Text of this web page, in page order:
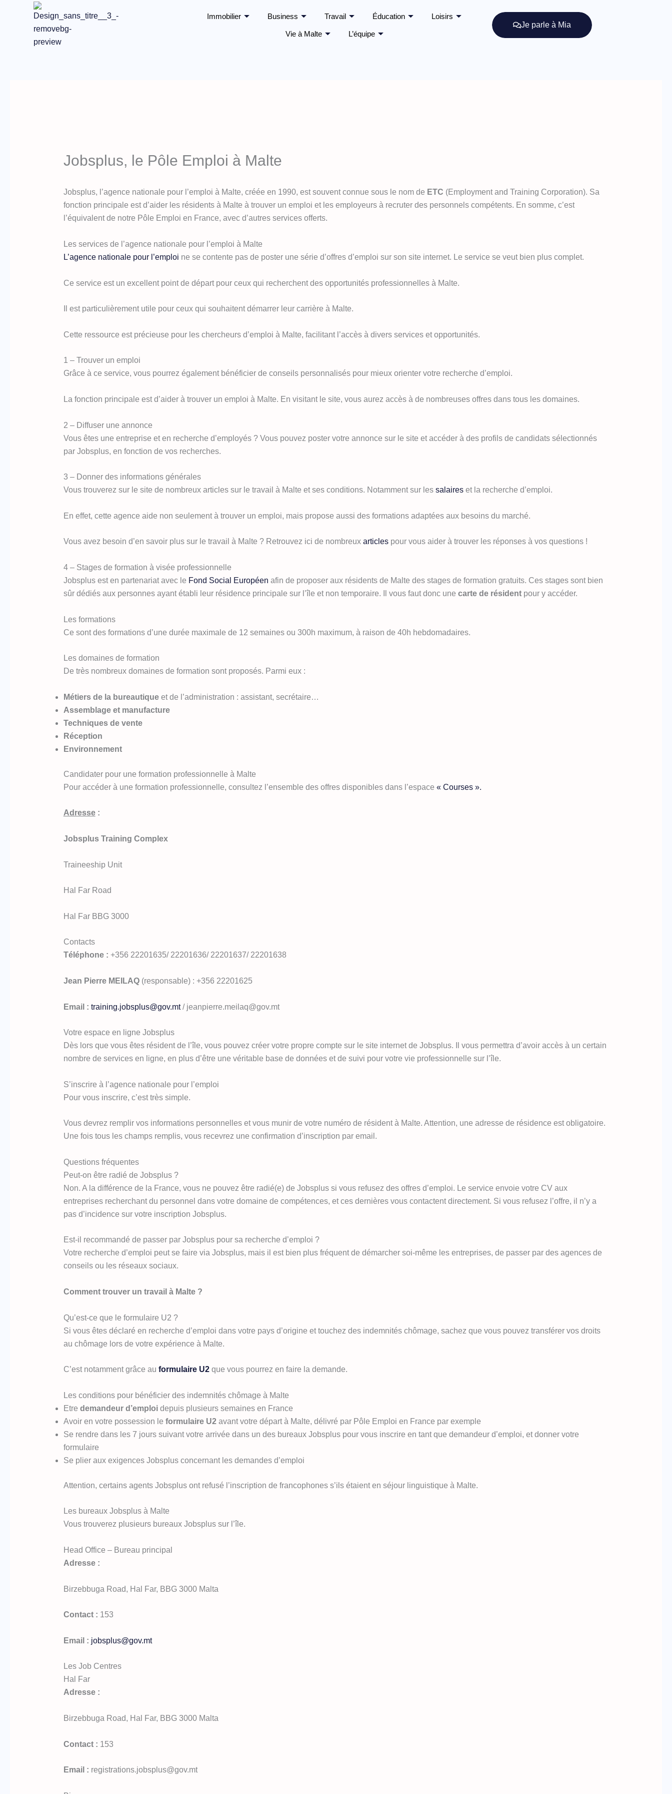
Immobilier Business Travail Éducation Loisirs
Vie à Malte L’équipe
Je parle à Mia
Jobsplus, le Pôle Emploi à Malte
Jobsplus, l’agence nationale pour l’emploi à Malte, créée en 1990, est souvent connue sous le nom de ETC (Employment and Training Corporation). Sa
fonction principale est d’aider les résidents à Malte à trouver un emploi et les employeurs à recruter des personnels compétents. En somme, c’est
l’équivalent de notre Pôle Emploi en France, avec d’autres services offerts.
Les services de l’agence nationale pour l’emploi à Malte
L’agence nationale pour l’emploi ne se contente pas de poster une série d’offres d’emploi sur son site internet. Le service se veut bien plus complet.
Ce service est un excellent point de départ pour ceux qui recherchent des opportunités professionnelles à Malte.
Il est particulièrement utile pour ceux qui souhaitent démarrer leur carrière à Malte.
Cette ressource est précieuse pour les chercheurs d’emploi à Malte, facilitant l’accès à divers services et opportunités.
1 – Trouver un emploi
Grâce à ce service, vous pourrez également bénéficier de conseils personnalisés pour mieux orienter votre recherche d’emploi.
La fonction principale est d’aider à trouver un emploi à Malte. En visitant le site, vous aurez accès à de nombreuses offres dans tous les domaines.
2 – Diffuser une annonce
Vous êtes une entreprise et en recherche d’employés ? Vous pouvez poster votre annonce sur le site et accéder à des profils de candidats sélectionnés
par Jobsplus, en fonction de vos recherches.
3 – Donner des informations générales
Vous trouverez sur le site de nombreux articles sur le travail à Malte et ses conditions. Notamment sur les salaireset la recherche d’emploi.
En effet, cette agence aide non seulement à trouver un emploi, mais propose aussi des formations adaptées aux besoins du marché.
Vous avez besoin d’en savoir plus sur le travail à Malte ? Retrouvez ici de nombreux articlespour vous aider à trouver les réponses à vos questions !
4 – Stages de formation à visée professionnelle
Jobsplus est en partenariat avec le Fond Social Européen afin de proposer aux résidents de Malte des stages de formation gratuits. Ces stages sont bien
sûr dédiés aux personnes ayant établi leur résidence principale sur l’île et non temporaire. Il vous faut donc une carte de résidentpour y accéder.
Les formations
Ce sont des formations d’une durée maximale de 12 semaines ou 300h maximum, à raison de 40h hebdomadaires.
Les domaines de formation
De très nombreux domaines de formation sont proposés. Parmi eux :
Métiers de la bureautiqueet de l’administration : assistant, secrétaire…
Assemblage et manufacture
Techniques de vente
Réception
Environnement
Candidater pour une formation professionnelle à Malte
Pour accéder à une formation professionnelle, consultez l’ensemble des offres disponibles dans l’espace « Courses ».
Adresse:
Jobsplus Training Complex
Traineeship Unit
Hal Far Road
Hal Far BBG 3000
Contacts
Téléphone : +356 22201635/ 22201636/ 22201637/ 22201638
Jean Pierre MEILAQ(responsable) : +356 22201625
Email : training.jobsplus@gov.mt/ jeanpierre.meilaq@gov.mt
Votre espace en ligne Jobsplus
Dès lors que vous êtes résident de l’île, vous pouvez créer votre propre compte sur le site internet de Jobsplus. Il vous permettra d’avoir accès à un certain
nombre de services en ligne, en plus d’être une véritable base de données et de suivi pour votre vie professionnelle sur l’île.
S’inscrire à l’agence nationale pour l’emploi
Pour vous inscrire, c’est très simple.
Vous devrez remplir vos informations personnelles et vous munir de votre numéro de résident à Malte. Attention, une adresse de résidence est obligatoire.
Une fois tous les champs remplis, vous recevrez une confirmation d’inscription par email.
Questions fréquentes
Peut-on être radié de Jobsplus ?
Non. A la différence de la France, vous ne pouvez être radié(e) de Jobsplus si vous refusez des offres d’emploi. Le service envoie votre CV aux
entreprises recherchant du personnel dans votre domaine de compétences, et ces dernières vous contactent directement. Si vous refusez l’offre, il n’y a
pas d’incidence sur votre inscription Jobsplus.
Est-il recommandé de passer par Jobsplus pour sa recherche d’emploi ?
Votre recherche d’emploi peut se faire via Jobsplus, mais il est bien plus fréquent de démarcher soi-même les entreprises, de passer par des agences de
conseils ou les réseaux sociaux.
Comment trouver un travail à Malte ?
Qu’est-ce que le formulaire U2 ?
Si vous êtes déclaré en recherche d’emploi dans votre pays d’origine et touchez des indemnités chômage, sachez que vous pouvez transférer vos droits
au chômage lors de votre expérience à Malte.
C’est notamment grâce au formulaire U2que vous pourrez en faire la demande.
Les conditions pour bénéficier des indemnités chômage à Malte
Etre demandeur d’emploidepuis plusieurs semaines en France
Avoir en votre possession le formulaire U2avant votre départ à Malte, délivré par Pôle Emploi en France par exemple
Se rendre dans les 7 jours suivant votre arrivée dans un des bureaux Jobsplus pour vous inscrire en tant que demandeur d’emploi, et donner votre
formulaire
Se plier aux exigences Jobsplus concernant les demandes d’emploi
Attention, certains agents Jobsplus ont refusé l’inscription de francophones s’ils étaient en séjour linguistique à Malte.
Les bureaux Jobsplus à Malte
Vous trouverez plusieurs bureaux Jobsplus sur l’île.
Head Office – Bureau principal
Adresse :
Birzebbuga Road, Hal Far, BBG 3000 Malta
Contact : 153
Email : jobsplus@gov.mt
Les Job Centres
Hal Far
Adresse :
Birzebbuga Road, Hal Far, BBG 3000 Malta
Contact : 153
Email : registrations.jobsplus@gov.mt